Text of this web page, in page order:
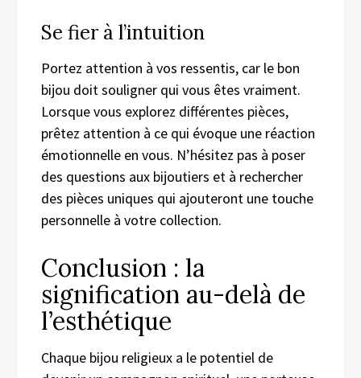
Se fier à l’intuition
Portez attention à vos ressentis, car le bon
bijou doit souligner qui vous êtes vraiment.
Lorsque vous explorez différentes pièces,
prêtez attention à ce qui évoque une réaction
émotionnelle en vous. N’hésitez pas à poser
des questions aux bijoutiers et à rechercher
des pièces uniques qui ajouteront une touche
personnelle à votre collection.
Conclusion : la
signification au-delà de
l’esthétique
Chaque bijou religieux a le potentiel de